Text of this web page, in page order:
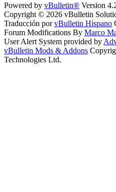
Powered by vBulletin® Version
Copyright © 2026 vBulletin
Traducción porvBulletin Hispano
Forum Modifications By Marco
User Alert System provided by
vBulletin Mods & Addons
Technologies Ltd.